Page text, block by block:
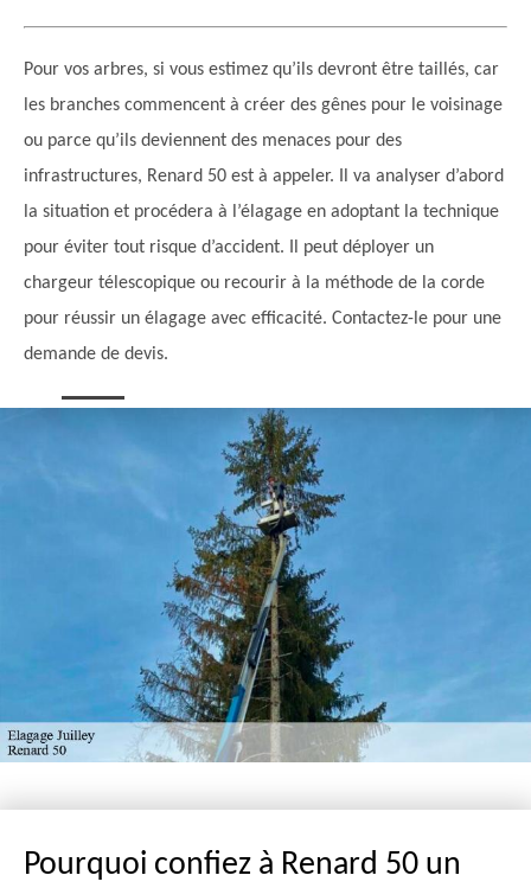
Pour vos arbres, si vous estimez qu’ils devront être taillés, car
les branches commencent à créer des gênes pour le voisinage
ou parce qu’ils deviennent des menaces pour des
infrastructures, Renard 50 est à appeler. Il va analyser d’abord
la situation et procédera à l’élagage en adoptant la technique
pour éviter tout risque d’accident. Il peut déployer un
chargeur télescopique ou recourir à la méthode de la corde
pour réussir un élagage avec efficacité. Contactez-le pour une
demande de devis.
Pourquoi confiez à Renard 50 un